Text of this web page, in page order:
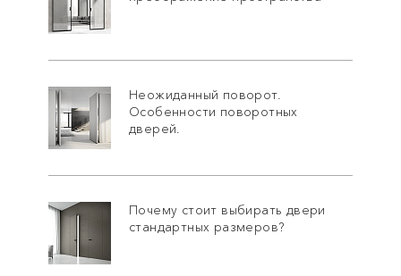
Неожиданный поворот.
Особенности поворотных
дверей.
Почему стоит выбирать двери
стандартных размеров?